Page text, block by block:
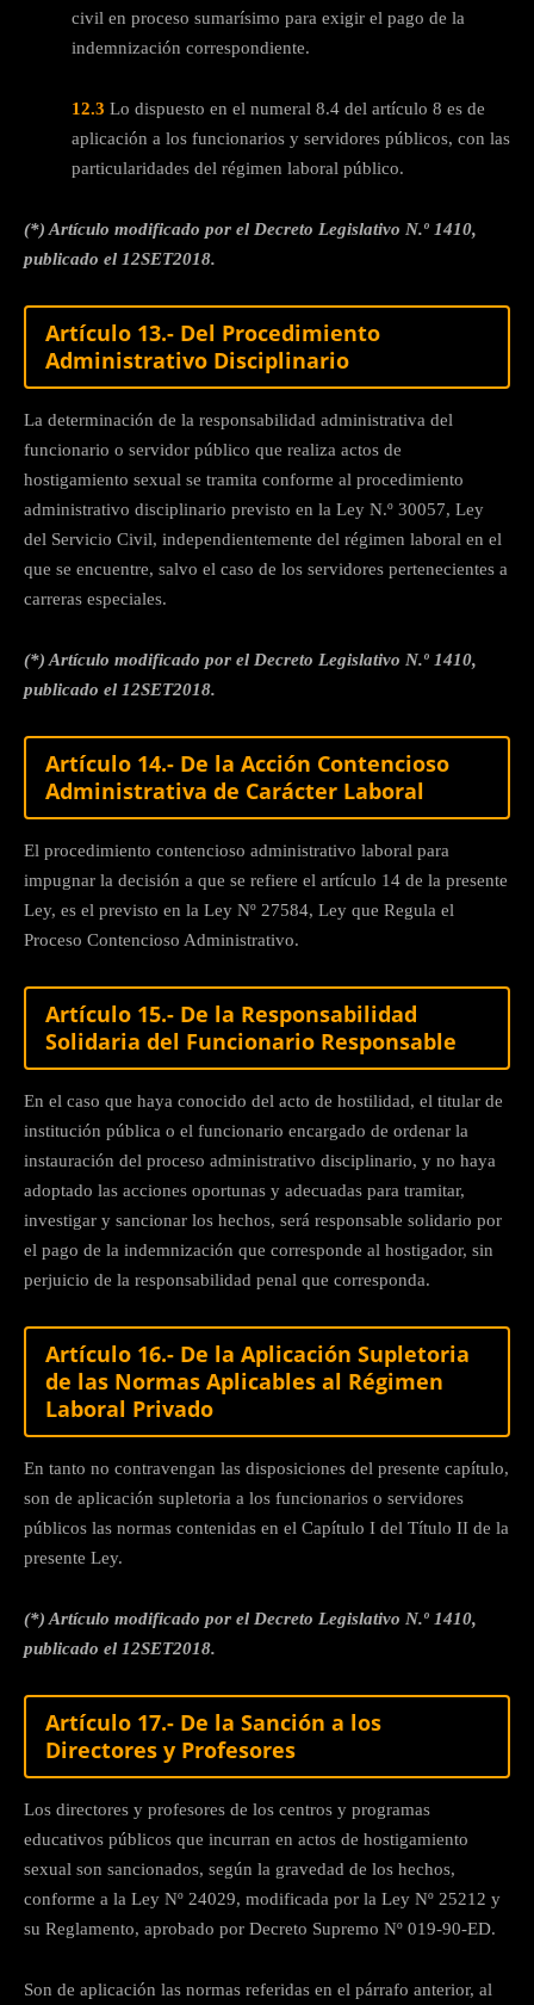
civil en proceso sumarísimo para exigir el pago de la
indemnización correspondiente.
12.3 Lo dispuesto en el numeral 8.4 del artículo 8 es de
aplicación a los funcionarios y servidores públicos, con las
particularidades del régimen laboral público.
(*) Artículo modificado por el Decreto Legislativo N.º 1410,
publicado el 12SET2018.
Artículo 13.- Del Procedimiento
Administrativo Disciplinario
La determinación de la responsabilidad administrativa del
funcionario o servidor público que realiza actos de
hostigamiento sexual se tramita conforme al procedimiento
administrativo disciplinario previsto en la Ley N.º 30057, Ley
del Servicio Civil, independientemente del régimen laboral en el
que se encuentre, salvo el caso de los servidores pertenecientes a
carreras especiales.
(*) Artículo modificado por el Decreto Legislativo N.º 1410,
publicado el 12SET2018.
Artículo 14.- De la Acción Contencioso
Administrativa de Carácter Laboral
El procedimiento contencioso administrativo laboral para
impugnar la decisión a que se refiere el artículo 14 de la presente
Ley, es el previsto en la Ley Nº 27584, Ley que Regula el
Proceso Contencioso Administrativo.
Artículo 15.- De la Responsabilidad
Solidaria del Funcionario Responsable
En el caso que haya conocido del acto de hostilidad, el titular de
institución pública o el funcionario encargado de ordenar la
instauración del proceso administrativo disciplinario, y no haya
adoptado las acciones oportunas y adecuadas para tramitar,
investigar y sancionar los hechos, será responsable solidario por
el pago de la indemnización que corresponde al hostigador, sin
perjuicio de la responsabilidad penal que corresponda.
Artículo 16.- De la Aplicación Supletoria
de las Normas Aplicables al Régimen
Laboral Privado
En tanto no contravengan las disposiciones del presente capítulo,
son de aplicación supletoria a los funcionarios o servidores
públicos las normas contenidas en el Capítulo I del Título II de la
presente Ley.
(*) Artículo modificado por el Decreto Legislativo N.º 1410,
publicado el 12SET2018.
Artículo 17.- De la Sanción a los
Directores y Profesores
Los directores y profesores de los centros y programas
educativos públicos que incurran en actos de hostigamiento
sexual son sancionados, según la gravedad de los hechos,
conforme a la Ley Nº 24029, modificada por la Ley Nº 25212 y
su Reglamento, aprobado por Decreto Supremo Nº 019-90-ED.
Son de aplicación las normas referidas en el párrafo anterior, al